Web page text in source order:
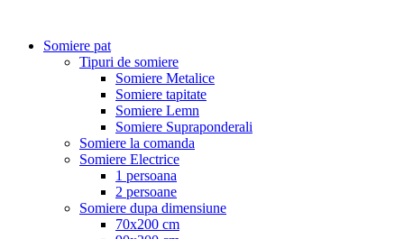
Somiere pat
Tipuri de somiere
Somiere Metalice
Somiere tapitate
Somiere Lemn
Somiere Supraponderali
Somiere la comanda
Somiere Electrice
1 persoana
2 persoane
Somiere dupa dimensiune
70x200 cm